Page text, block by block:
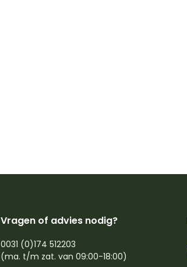
Vragen of advies nodig?
0031 (0)174 512203
(ma. t/m zat. van 09:00-18:00)